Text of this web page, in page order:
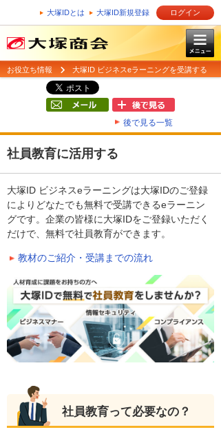
大塚IDとは 大塚ID新規登録 ログイン
お役立ち情報 大塚ID ビジネスeラーニングを受講する
後で見る一覧
社員教育に活用する
大塚ID ビジネスeラーニングは大塚IDのご登録
によりどなたでも無料で受講できるeラーニン
グです。企業の皆様に大塚IDをご登録いただく
だけで、無料で社員教育ができます。
教材のご紹介・受講までの流れ
社員教育って必要なの？